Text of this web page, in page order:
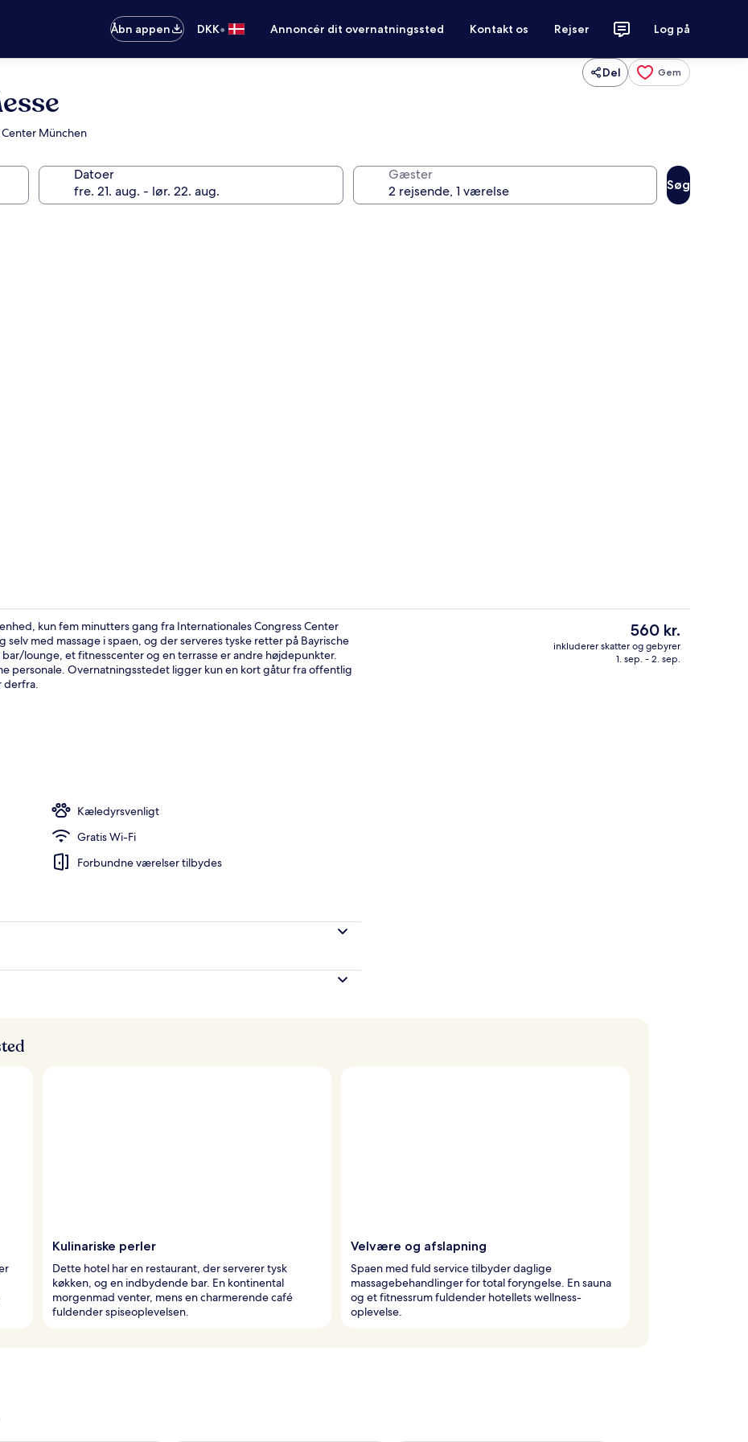
Åbn appen DKK• Annoncér dit overnatningssted Kontakt os Rejser Log på
Del Gem
München
Datoer Gæster
Søg
Lobby Overnatningsstedets indgangsparti
kun fem minutters gang fra Internationales Congress Center
med massage i spaen, og der serveres tyske retter på Bayrische
lounge, et fitnesscenter og en terrasse er andre højdepunkter.
personale. Overnatningsstedet ligger kun en kort gåtur fra offentlig
derfra.
Kæledyrsvenligt
Gratis Wi-Fi
Forbundne værelser tilbydes
Den
nuværende
pris
560 kr.
inkluderer skatter og gebyrer
1. sep. - 2. sep.
Kulinariske perler
Dette hotel har en restaurant, der serverer tysk
køkken, og en indbydende bar. En kontinental
morgenmad venter, mens en charmerende café
fuldender spiseoplevelsen.
Velvære og afslapning
Spaen med fuld service tilbyder daglige
massagebehandlinger for total foryngelse. En sauna
og et fitnessrum fuldender hotellets wellness-
oplevelse.